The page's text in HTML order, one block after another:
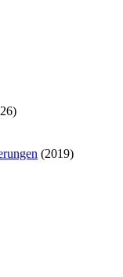
(2019)